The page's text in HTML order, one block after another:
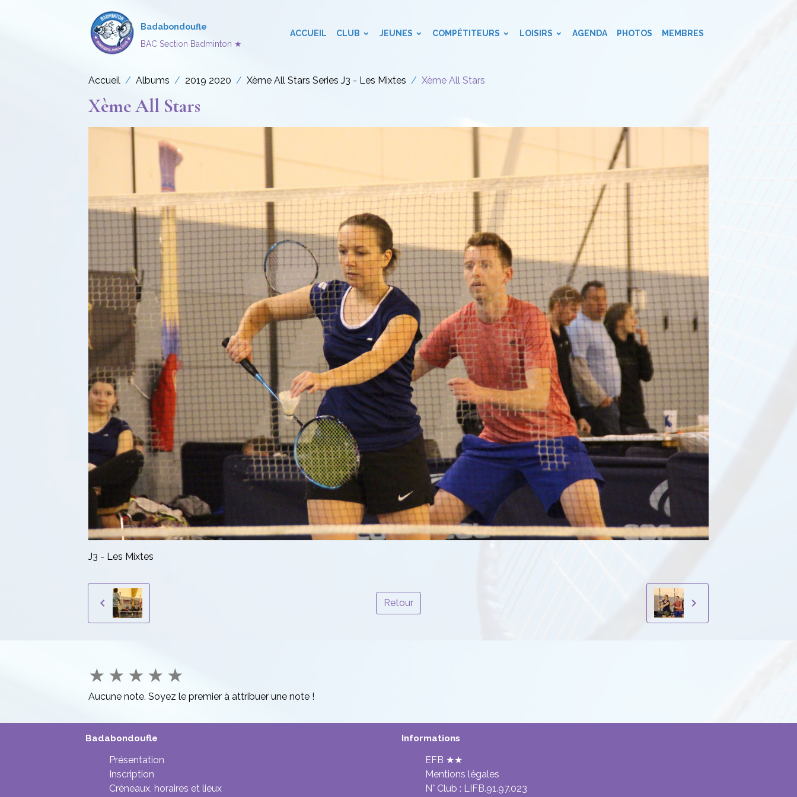
Badabondoufle
BAC Section Badminton ★
ACCUEIL CLUB JEUNES COMPÉTITEURS LOISIRS AGENDA PHOTOS MEMBRES
Accueil Albums 2019 2020 Xème All Stars Series J3 - Les Mixtes Xème All Stars
Xème All Stars
J3 - Les Mixtes
Retour
★ ★ ★ ★ ★
Aucune note. Soyez le premier à attribuer une note !
Badabondoufle
Présentation
Inscription
Créneaux, horaires et lieux
Informations
EFB ★★
Mentions légales
N° Club : LIFB.91.97.023